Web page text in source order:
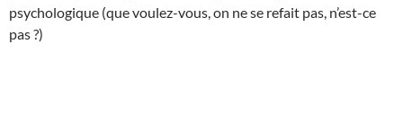
psychologique (que voulez-vous, on ne se refait pas, n’est-ce
pas ?)